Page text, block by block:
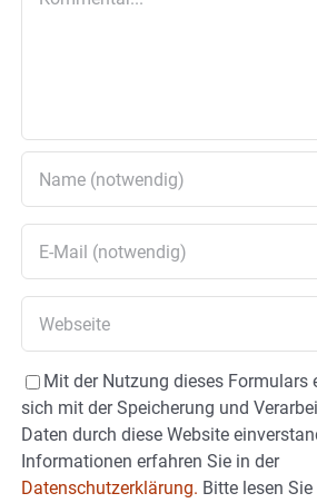
Mit der Nutzung dieses Formulars
sich mit der Speicherung und
Daten durch diese Website
Informationen erfahren Sie in der
Datenschutzerklärung. Bitte lesen